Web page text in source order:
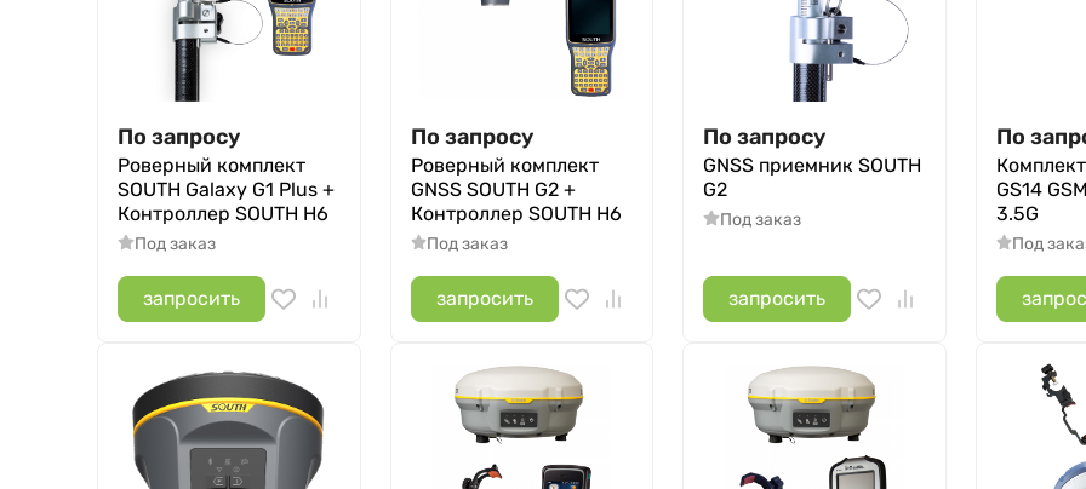
По запросу
Роверный комплект
SOUTH Galaxy G1 Plus +
Контроллер SOUTH H6
Под заказ
запросить
По запросу
Роверный комплект
GNSS SOUTH G2 +
Контроллер SOUTH H6
Под заказ
запросить
По запросу
GNSS приемник SOUTH
G2
Под заказ
запросить
По
GS14
3.5G
Под